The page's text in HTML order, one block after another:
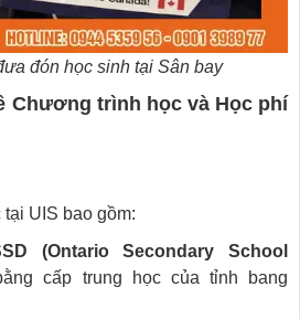
đón học sinh tại Sân bay
Chương trình học và Học phí
UIS bao gồm:
(Ontario Secondary School
cấp trung học của tỉnh bang